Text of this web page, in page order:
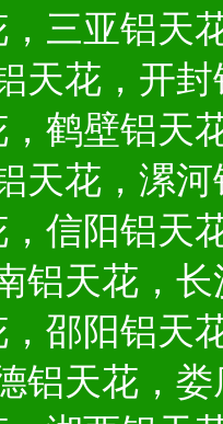
三亚铝天
天花，开
鹤壁铝天
天花，漯
信阳铝天
铝天花，
邵阳铝天
铝天花，